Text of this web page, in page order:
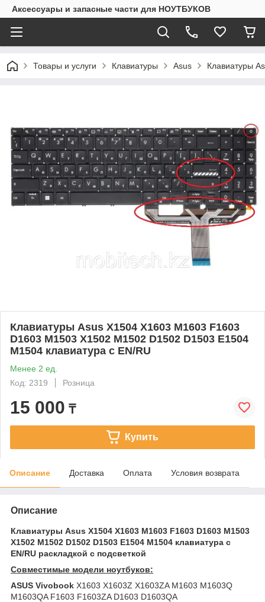
Аксессуары и запасные части для НОУТБУКОВ
Товары и услуги Клавиатуры Asus Клавиатуры
Клавиатуры Asus X1504 X1603 M1603 F1603
D1603 M1503 X1502 M1502 D1502 D1503 E1504
M1504 клавиатура c EN/RU
Менее 2 ед.
Код: 2319
Розница
15 000 ₸
Купить
Описание Доставка Оплата Условия возврата
Описание
Клавиатуры Asus X1504 X1603 M1603 F1603 D1603 M1503
X1502 M1502 D1502 D1503 E1504 M1504 клавиатура c
EN/RU раскладкой c подсветкой
Совместимые модели ноутбуков:
ASUS Vivobook X1603 X1603Z X1603ZA M1603 M1603Q
M1603QA F1603 F1603ZA D1603 D1603QA